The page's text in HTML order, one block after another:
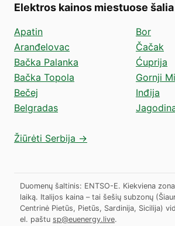
Elektros kainos miestuose
Apatin
Aranđelovac
Bačka Palanka
Bačka Topola
Bečej
Belgradas
Bor
Čačak
Ćuprija
Gornji
Inđija
Žiūrėti Serbija →
Duomenų šaltinis: ENTSO-E. Kiekviena
laiką. Italijos kaina – tai šešių subzonų
Centrinė Pietūs, Pietūs, Sardinija, Sicilija)
el. paštu sp@euenergy.live.